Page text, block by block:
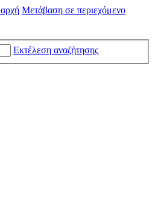
αρχή Μετάβαση σε περιεχόμενο
Εκτέλεση αναζήτησης